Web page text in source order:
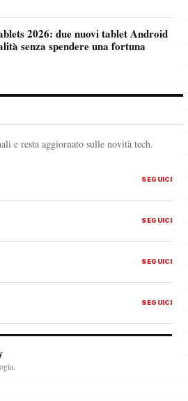
2026: due nuovi tablet Android
senza spendere una fortuna
e resta aggiornato sulle novità tech.
SEGUICI
SEGUICI
SEGUICI
SEGUICI